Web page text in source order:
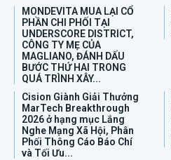
MONDEVITA MUA LẠI CỔ
PHẦN CHI PHỐI TẠI
UNDERSCORE DISTRICT,
CÔNG TY MẸ CỦA
MAGLIANO, ĐÁNH DẤU
BƯỚC THỨ HAI TRONG
QUÁ TRÌNH XÂY...
Cision Giành Giải Thưởng
MarTech Breakthrough
2026 ở hạng mục Lắng
Nghe Mạng Xã Hội, Phân
Phối Thông Cáo Báo Chí
và Tối Ưu...